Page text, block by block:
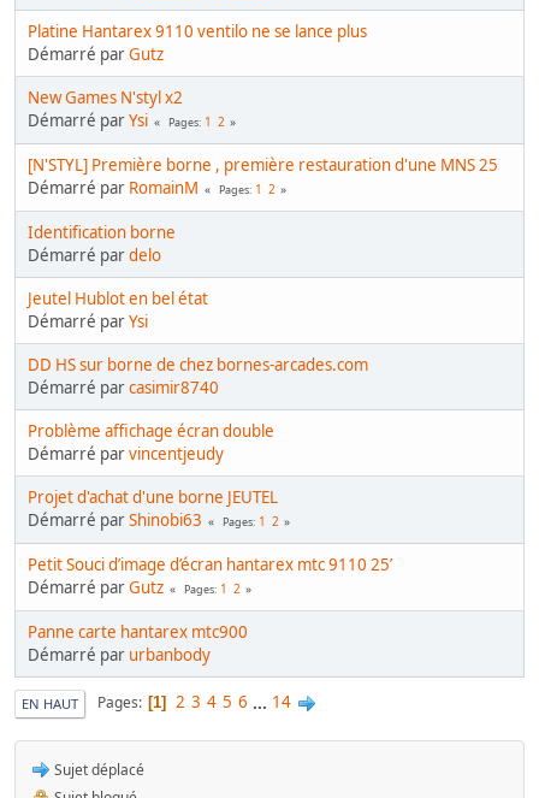
Platine Hantarex 9110 ventilo ne se lance plus
Démarré parGutz
New Games N'styl x2
Démarré parYsi Pages 1 2
[N'STYL] Première borne , première restauration d'une MNS 25
Démarré par RomainM Pages 1 2
Identification borne
Démarré pardelo
Jeutel Hublot en bel état
Démarré parYsi
DD HS sur borne de chez bornes-arcades.com
Démarré parcasimir8740
Problème affichage écran double
Démarré parvincentjeudy
Projet d'achat d'une borne JEUTEL
Démarré parShinobi63 Pages 1 2
Petit Souci d’image d’écran hantarex mtc 9110 25’
Démarré parGutz Pages 1 2
Panne carte hantarex mtc900
Démarré par urbanbody
EN HAUT Pages 1 2 3 4 5 6 ... 14
Sujet déplacé